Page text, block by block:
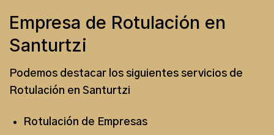
Empresa de Rotulación en
Santurtzi
Podemos destacar los siguientes servicios de
Rotulación en Santurtzi
Rotulación de Empresas